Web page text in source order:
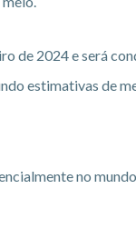
de 2024 e será
estimativas de
no